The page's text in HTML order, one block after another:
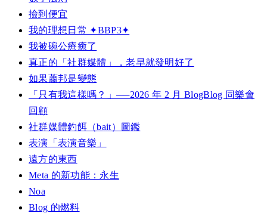
撿到便宜
我的理想日常 ✦BBP3✦
我被碗公療癒了
真正的「社群媒體」，老早就發明好了
如果蕭邦是變態
「只有我這樣嗎？」──2026 年 2 月 BlogBlog 同樂會
回顧
社群媒體釣餌（bait）圖鑑
表演「表演音樂」
遠方的東西
Meta 的新功能：永生
Noa
Blog 的燃料